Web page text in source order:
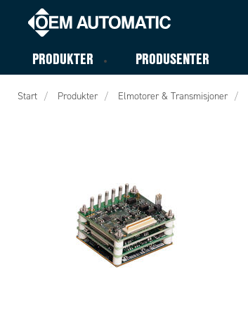
PRODUKTER PRODUSENTER
Start Produkter Elmotorer & Transmisjoner